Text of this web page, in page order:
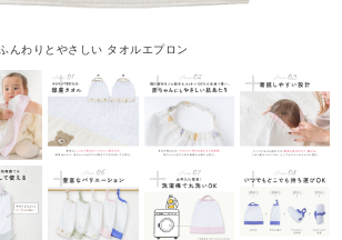
ふんわりとやさしい タオルエプロン